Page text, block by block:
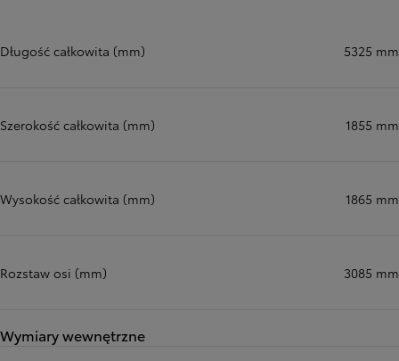
Długość całkowita (mm) 5325 mm
Szerokość całkowita (mm) 1855 mm
Wysokość całkowita (mm) 1865 mm
Rozstaw osi (mm) 3085 mm
Wymiary wewnętrzne